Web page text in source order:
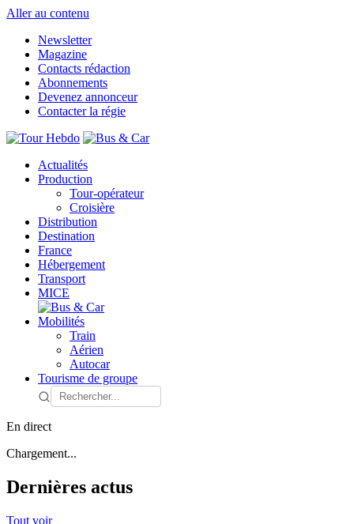
Aller au contenu
Newsletter
Magazine
Contacts rédaction
Abonnements
Devenez annonceur
Contacter la régie
Actualités
Production
Tour-opérateur
Croisière
Distribution
Destination
France
Hébergement
Transport
MICE
Mobilités
Train
Aérien
Autocar
Tourisme de groupe
En direct
Chargement...
Dernières actus
Tout voir